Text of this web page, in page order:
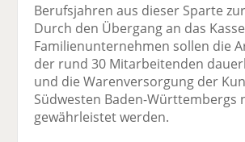
Berufsjahren aus dieser Sparte
Durch den Übergang an das
Familienunternehmen sollen die
der rund 30 Mitarbeitenden
und die Warenversorgung der
Südwesten Baden-Württembergs
gewährleistet werden.